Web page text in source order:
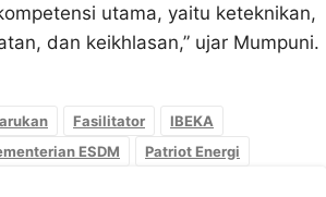
utama, yaitu keteknikan,
dan keikhlasan,” ujar Mumpuni.
Fasilitator
IBEKA
ESDM Patriot Energi